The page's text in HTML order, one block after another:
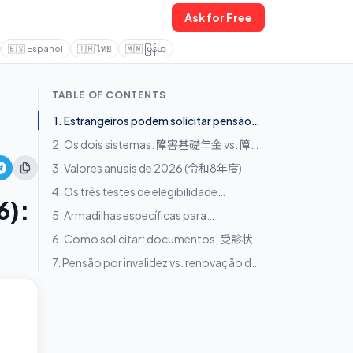
Ask for Free
🇪🇸 Español 🇹🇭ไทย 🇲🇲 မြန်မာ
TABLE OF CONTENTS
1. Estrangeiros podem solicitar pensão
por invalidez — mas três armadilhas
afetam a maioria
2. Os dois sistemas: 障害基礎年金 vs. 障害
3. Valores anuais de 2026 (令和8年度)
4. Os três testes de elegibilidade
(inscrição na 初診日 + 2/3 de
contribuições + 障害認定基準)
5. Armadilhas específicas para
6. Como solicitar: documentos, 受診状況
7. Pensão por invalidez vs. renovação de